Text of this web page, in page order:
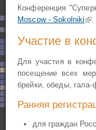
Конференция
Moscow - Sokolniki
Участие в
Для участия в
посещение всех
брейки, обеды, гала-
Ранняя
для граждан